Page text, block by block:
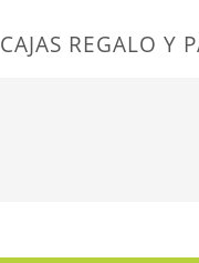
CAJAS REGALO Y